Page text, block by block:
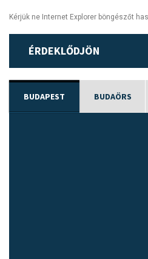
Kérjük ne Internet Explorer böngészőt
ÉRDEKLŐDJÖN
BUDAPEST BUDAÖRS